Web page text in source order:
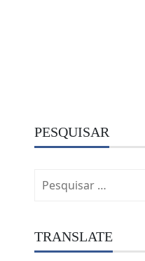
PESQUISAR
por:
TRANSLATE